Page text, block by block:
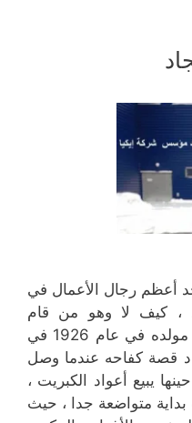
أعظم رجال الأعمال في
، كيف لا وهو من قام
بتأسيس شركة ”إيكيا“ ؟ وكان مولده في عام 1926 في
قصة كفاحه عندما وصل
يبيع أعواد الكبريت ،
بداية متواضعة جدا ، حيث